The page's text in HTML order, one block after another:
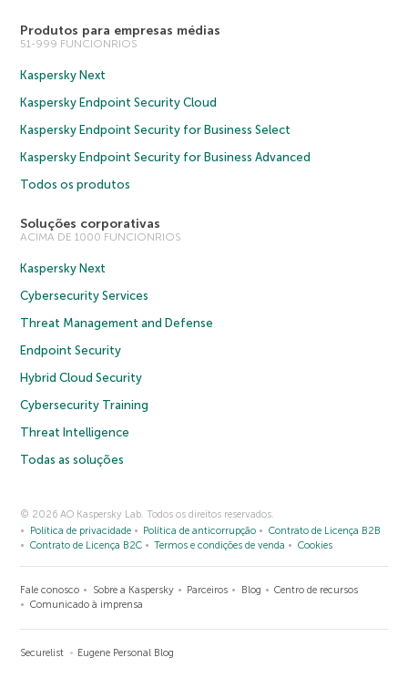
Produtos para empresas médias
51-999 FUNCIONRIOS
Kaspersky Next
Kaspersky Endpoint Security Cloud
Kaspersky Endpoint Security for Business Select
Kaspersky Endpoint Security for Business Advanced
Todos os produtos
Soluções corporativas
ACIMA DE 1000 FUNCIONRIOS
Kaspersky Next
Cybersecurity Services
Threat Management and Defense
Endpoint Security
Hybrid Cloud Security
Cybersecurity Training
Threat Intelligence
Todas as soluções
© 2026 AO Kaspersky Lab. Todos os direitos reservados.
Política de privacidade
Política de anticorrupção
Contrato de Licença B2B
Contrato de Licença B2C
Termos e condições de venda Cookies
Fale conosco Sobre a Kaspersky Parceiros Blog
Centro de recursos
Comunicado à imprensa
Securelist Eugene Personal Blog